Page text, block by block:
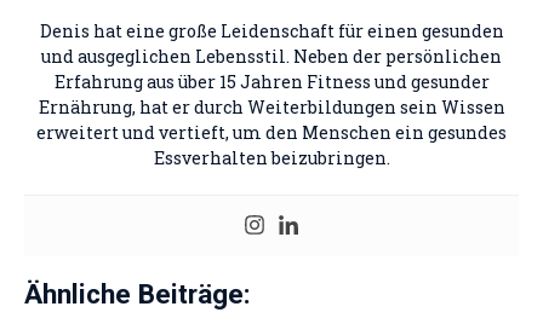
Denis hat eine große Leidenschaft für einen gesunden
und ausgeglichen Lebensstil. Neben der persönlichen
Erfahrung aus über 15 Jahren Fitness und gesunder
Ernährung, hat er durch Weiterbildungen sein Wissen
erweitert und vertieft, um den Menschen ein gesundes
Essverhalten beizubringen.
Ähnliche Beiträge: